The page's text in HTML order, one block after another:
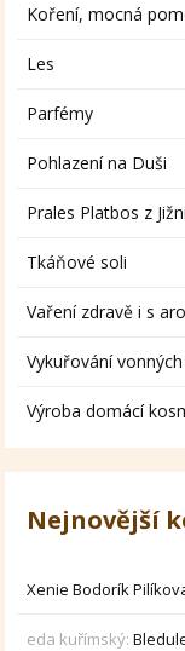
Koření, mocná
Les
Parfémy
Pohlazení na Duši
Prales Platbos z
Tkáňové soli
Vaření zdravě i s
Vykuřování
Výroba domácí
Nejnovější
Xenie Bodorík
eda kuřímský: